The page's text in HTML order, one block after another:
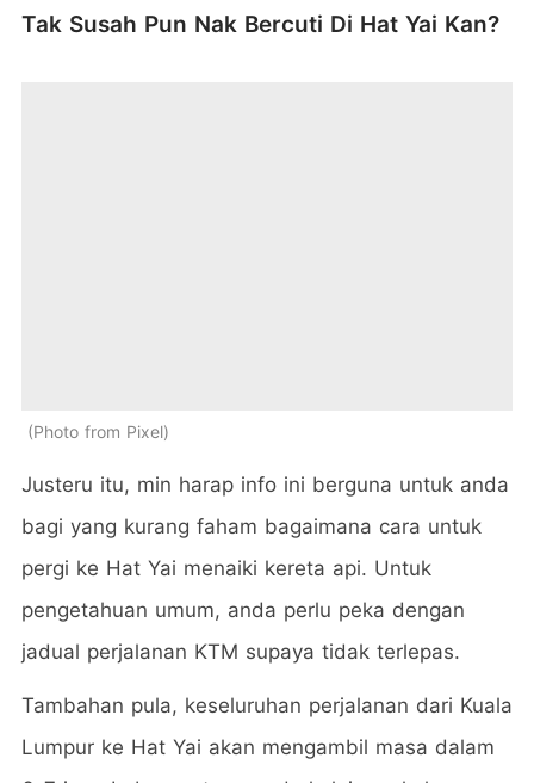
Tak Susah Pun Nak Bercuti Di Hat Yai Kan?
Photo from Pixel
Justeru itu, min harap info ini berguna untuk anda
bagi yang kurang faham bagaimana cara untuk
pergi ke Hat Yai menaiki kereta api. Untuk
pengetahuan umum, anda perlu peka dengan
jadual perjalanan KTM supaya tidak terlepas.
Tambahan pula, keseluruhan perjalanan dari Kuala
Lumpur ke Hat Yai akan mengambil masa dalam